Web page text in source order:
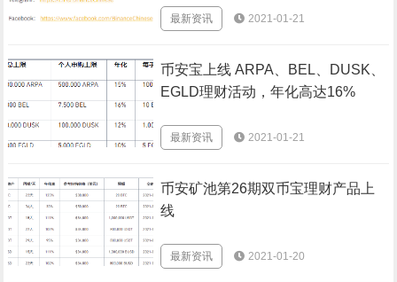
最新资讯 2021-01-21
币安宝上线 ARPA、BEL、DUSK、
EGLD理财活动，年化高达16%
最新资讯 2021-01-21
币安矿池第26期双币宝理财产品上
线
最新资讯 2021-01-20